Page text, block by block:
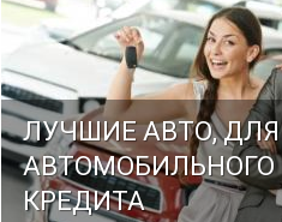
ЛУЧШИЕ АВТО, ДЛЯ
АВТОМОБИЛЬНОГО
КРЕДИТА